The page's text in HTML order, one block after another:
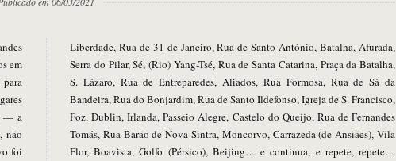
em
— a
não
foi
Liberdade, Rua de 31 de Janeiro, Rua de Santo António, Batalha, Afurada,
Serra do Pilar, Sé, (Rio) Yang-Tsé, Rua de Santa Catarina, Praça da Batalha,
S. Lázaro, Rua de Entreparedes, Aliados, Rua Formosa, Rua de Sá da
Bandeira, Rua do Bonjardim, Rua de Santo Ildefonso, Igreja de S. Francisco,
Foz, Dublin, Irlanda, Passeio Alegre, Castelo do Queijo, Rua de Fernandes
Tomás, Rua Barão de Nova Sintra, Moncorvo, Carrazeda (de Ansiães), Vila
Flor, Boavista, Golfo (Pérsico), Beijing… e continua, e repete, repete…